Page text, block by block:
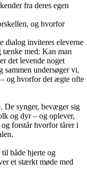
fra deres egen
og hvorfor
dialog inviteres eleverne
med: Kan man
det levende noget
sammen undersøger vi,
og hvorfor det ægte ofte
De synger, bevæger sig
og dyr – og oplever,
forstår hvorfor tårer i
både hjerte og
et stærkt møde med